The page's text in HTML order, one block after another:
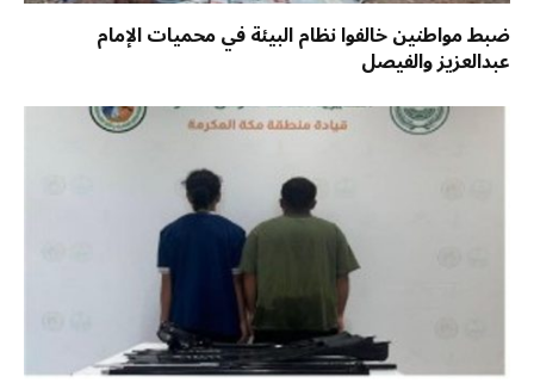
ضبط مواطنين خالفوا نظام البيئة في محميات الإمام
عبدالعزيز والفيصل